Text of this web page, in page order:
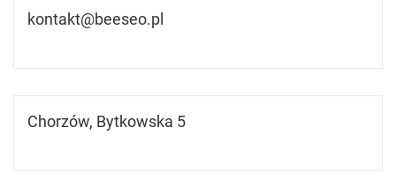
kontakt@beeseo.pl
Chorzów, Bytkowska 5